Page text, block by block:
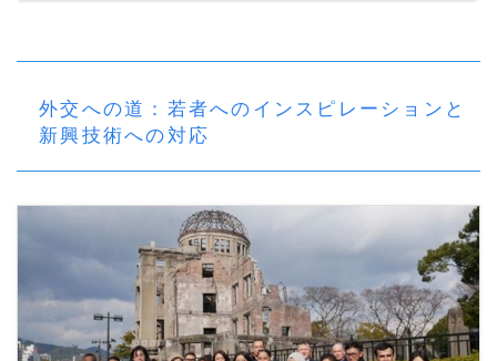
外交への道：若者へのインスピレーションと
新興技術への対応